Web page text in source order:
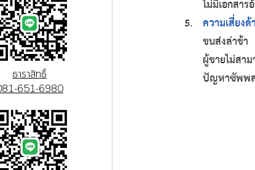
ไม่มีเอกสา
ความเสี่ยง
ขนส่งล่าช้า
ผู้ขายไม่สา
ปัญหาซัพพล
ธาราสิทธิ์
651-6980